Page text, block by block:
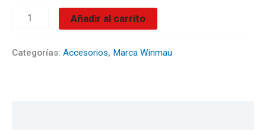
Añadir al carrito
Categorías: Accesorios, Marca Winmau